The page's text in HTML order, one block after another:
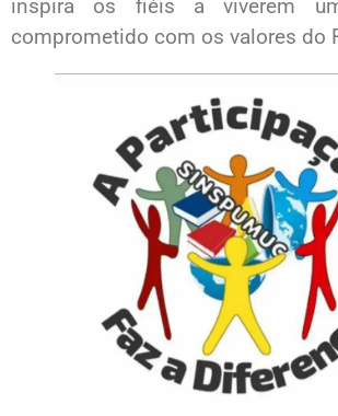
inspira os fiéis a viverem
comprometido com os valores do